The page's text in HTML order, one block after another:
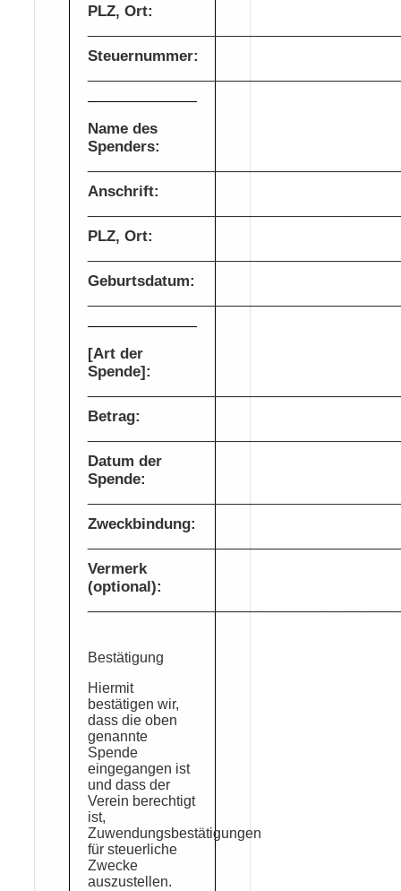
PLZ, Ort:
Steuernummer:
Name des
Spenders:
Anschrift:
PLZ, Ort:
Geburtsdatum:
[Art der
Spende]:
Betrag:
Datum der
Spende:
Zweckbindung:
Vermerk
(optional):
Bestätigung
Hiermit
bestätigen wir,
dass die oben
genannte
Spende
eingegangen ist
und dass der
Verein berechtigt
ist,
Zuwendungsbestätigungen
für steuerliche
Zwecke
auszustellen.